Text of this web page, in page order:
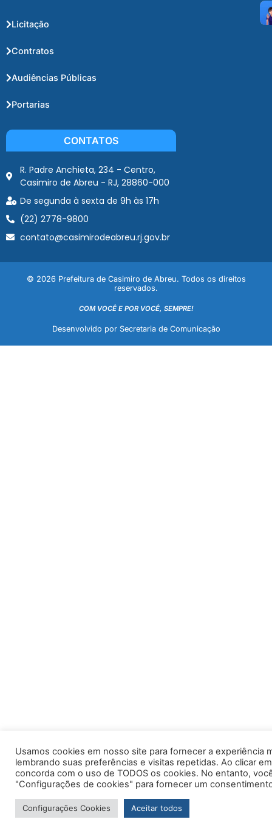
Licitação
Contratos
Audiências Públicas
Portarias
CONTATOS
R. Padre Anchieta, 234 - Centro,
Casimiro de Abreu - RJ, 28860-000
De segunda à sexta de 9h às 17h
(22) 2778-9800
contato@casimirodeabreu.rj.gov.br
© 2026 Prefeitura de Casimiro de Abreu. Todos os direitos
reservados.
COM VOCÊ E POR VOCÊ, SEMPRE!
Desenvolvido por Secretaria de Comunicação
Usamos cookies em nosso site para fornecer a experiência
lembrando suas preferências e visitas repetidas. Ao clicar
concorda com o uso de TODOS os cookies. No entanto,
"Configurações de cookies" para fornecer um
Configurações Cookies Aceitar todos